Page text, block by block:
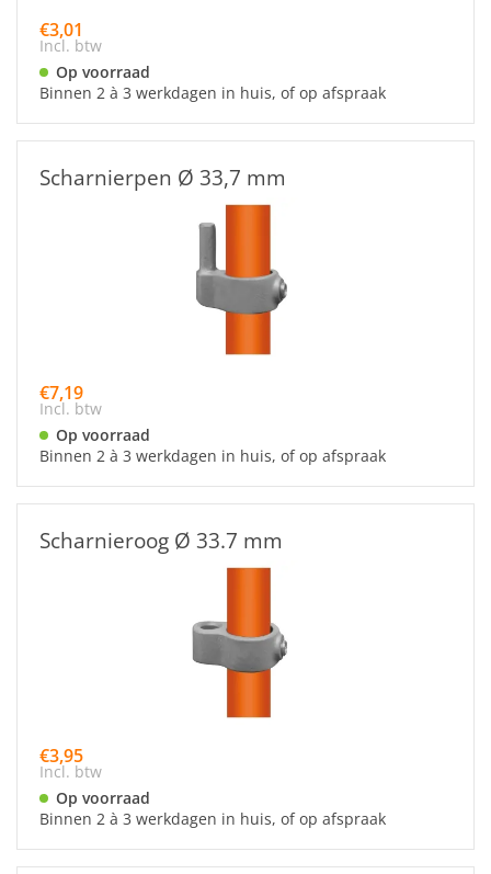
€3,01
Incl. btw
Op voorraad
Binnen 2 à 3 werkdagen in huis, of op afspraak
Scharnierpen Ø 33,7 mm
€7,19
Incl. btw
Op voorraad
Binnen 2 à 3 werkdagen in huis, of op afspraak
Scharnieroog Ø 33.7 mm
€3,95
Incl. btw
Op voorraad
Binnen 2 à 3 werkdagen in huis, of op afspraak